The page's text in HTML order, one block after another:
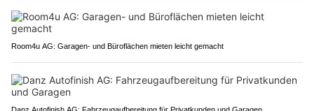
Room4u AG: Garagen- und Büroflächen mieten leicht gemacht